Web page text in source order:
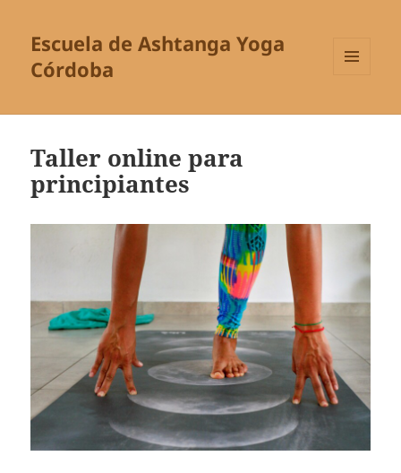
Escuela de Ashtanga Yoga
Córdoba
WIDGETS
Taller online para
principiantes